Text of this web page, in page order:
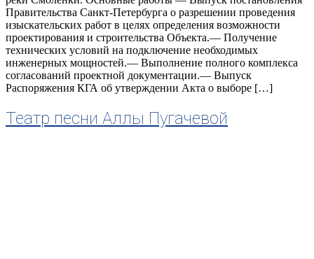
Правительства Санкт-Петербурга о разрешении проведения
изыскательских работ в целях определения возможности
проектирования и строительства Объекта.— Получение
технических условий на подключение необходимых
инженерных мощностей.— Выполнение полного комплекса
согласований проектной документации.— Выпуск
Распоряжения КГА об утверждении Акта о выборе […]
Театр песни Аллы Пугачевой